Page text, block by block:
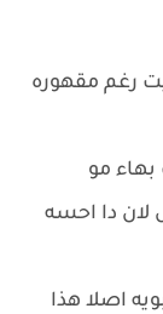
رغم مقهوره
مو
لان دا احسه
اصلا هذا